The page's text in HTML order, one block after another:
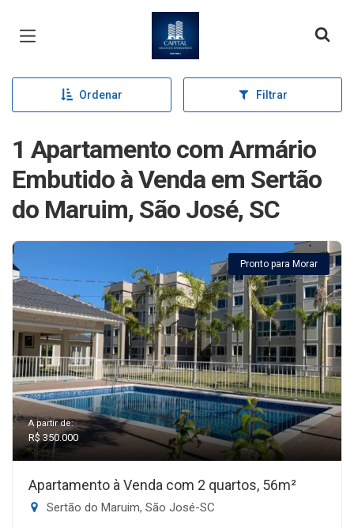
Página inicial
Ordenar Filtrar
1 Apartamento com Armário
Embutido à Venda em Sertão
do Maruim, São José, SC
Pronto para Morar
A partir de:
R$ 350.000
Apartamento à Venda com 2 quartos, 56m²
Sertão do Maruim, São José-SC